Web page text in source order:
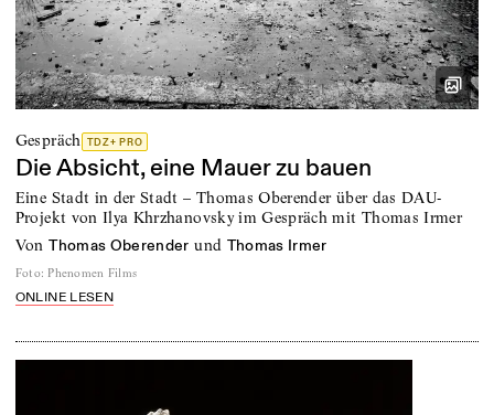
Gespräch TDZ+ PRO
Die Absicht, eine Mauer zu bauen
Eine Stadt in der Stadt – Thomas Oberender über das DAU-
Projekt von Ilya Khrzhanovsky im Gespräch mit Thomas Irmer
von Thomas Oberender und Thomas Irmer
Foto: Phenomen Films
ONLINE LESEN